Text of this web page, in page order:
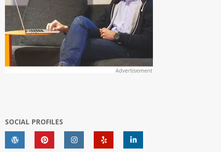
SOCIAL PROFILES